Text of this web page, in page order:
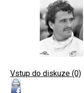
Vstup do diskuze (0)